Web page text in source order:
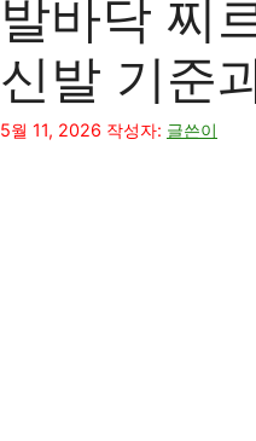
발바닥 찌
신발 기준
5월 11, 2026 작성자: 글쓴이